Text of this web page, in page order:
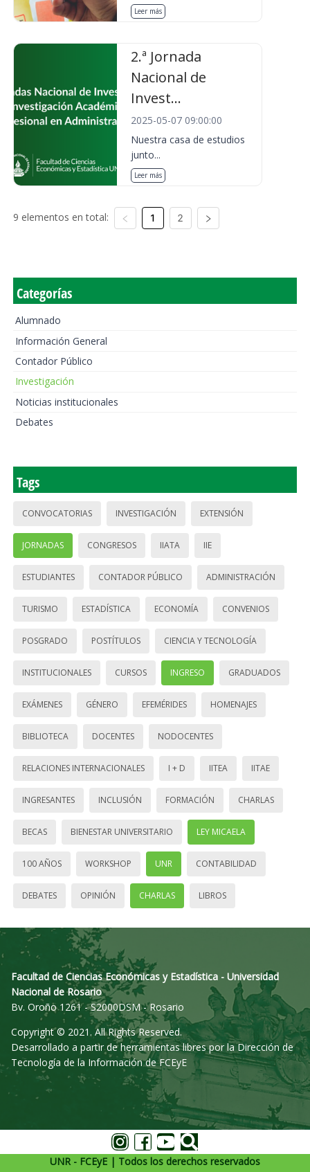
Leer más
2.ª Jornada
Nacional de
Invest...
2025-05-07 09:00:00
Nuestra casa de estudios
junto...
Leer más
9 elementos en total: 1 2
Categorías
Alumnado
Información General
Contador Público
Investigación
Noticias institucionales
Debates
Tags
CONVOCATORIAS INVESTIGACIÓN EXTENSIÓN
JORNADAS CONGRESOS IIATA IIE
ESTUDIANTES CONTADOR PÚBLICO ADMINISTRACIÓN
TURISMO ESTADÍSTICA ECONOMÍA CONVENIOS
POSGRADO POSTÍTULOS CIENCIA Y TECNOLOGÍA
INSTITUCIONALES CURSOS INGRESO GRADUADOS
EXÁMENES GÉNERO EFEMÉRIDES HOMENAJES
BIBLIOTECA DOCENTES NODOCENTES
RELACIONES INTERNACIONALES I + D IITEA IITAE
INGRESANTES INCLUSIÓN FORMACIÓN CHARLAS
BECAS BIENESTAR UNIVERSITARIO LEY MICAELA
100 AÑOS WORKSHOP UNR CONTABILIDAD
DEBATES OPINIÓN CHARLAS LIBROS
Facultad de Ciencias Económicas y Estadística - Universidad
Nacional de Rosario
Bv. Oroño 1261 - S2000DSM - Rosario
Copyright © 2021. All Rights Reserved.
Desarrollado a partir de herramientas libres por la Dirección de
Tecnología de la Información de FCEyE
UNR - FCEyE | Todos los derechos reservados